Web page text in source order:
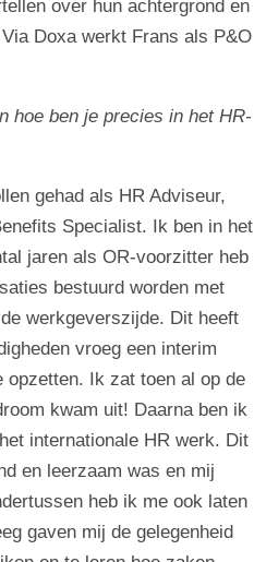
over hun achtergrond en
Doxa werkt Frans als P&O
hoe ben je precies in het HR-
gehad als HR Adviseur,
Specialist. Ik ben in het
jaren als OR-voorzitter heb
bestuurd worden met
werkgeverszijde. Dit heeft
vroeg een interim
Ik zat toen al op de
kwam uit! Daarna ben ik
internationale HR werk. Dit
en leerzaam was en mij
heb ik me ook laten
gaven mij de gelegenheid